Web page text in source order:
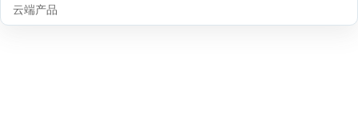
云端产品